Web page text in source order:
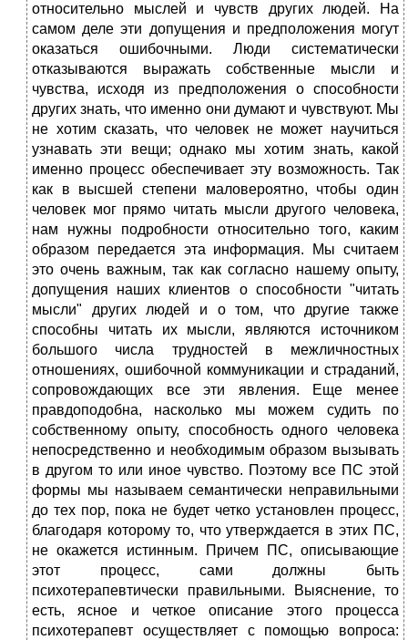
относительно мыслей и чувств других людей. На
самом деле эти допущения и предположения могут
оказаться ошибочными. Люди систематически
отказываются выражать собственные мысли и
чувства, исходя из предположения о способности
других знать, что именно они думают и чувствуют. Мы
не хотим сказать, что человек не может научиться
узнавать эти вещи; однако мы хотим знать, какой
именно процесс обеспечивает эту возможность. Так
как в высшей степени маловероятно, чтобы один
человек мог прямо читать мысли другого человека,
нам нужны подробности относительно того, каким
образом передается эта информация. Мы считаем
это очень важным, так как согласно нашему опыту,
допущения наших клиентов о способности "читать
мысли" других людей и о том, что другие также
способны читать их мысли, являются источником
большого числа трудностей в межличностных
отношениях, ошибочной коммуникации и страданий,
сопровождающих все эти явления. Еще менее
правдоподобна, насколько мы можем судить по
собственному опыту, способность одного человека
непосредственно и необходимым образом вызывать
в другом то или иное чувство. Поэтому все ПС этой
формы мы называем семантически неправильными
до тех пор, пока не будет четко установлен процесс,
благодаря которому то, что утверждается в этих ПС,
не окажется истинным. Причем ПС, описывающие
этот процесс, сами должны быть
психотерапевтически правильными. Выяснение, то
есть, ясное и четкое описание этого процесса
психотерапевт осуществляет с помощью вопроса: